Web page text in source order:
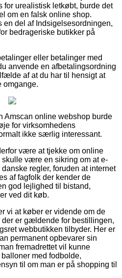
for urealistisk letkøbt, burde det
om en falsk online shop.
en del af Indsigelsesordningen,
bedrageriske butikker på
eller betalinger med
anvende en afbetalingsordning
af at du har til hensigt at
omgange.
Amscan online webshop burde
for virksomhedens
ikke særlig interessant.
være at tjekke om online
være en sikring om at e-
regler, foruden at internet
af fagfolk der kender de
god lejlighed til bistand,
ved dit køb.
vi at køber er vidende om de
er gældende for bestillingen,
webbutikken tilbyder. Her er
permanent opbevarer sin
fremadrettet vil kunne
med fodbolde,
til om man er på shopping til